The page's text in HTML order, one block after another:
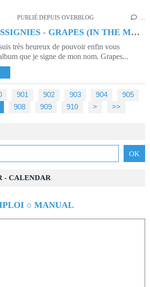
PUBLIÉ DEPUIS OVERBLOG …
AUGUSTIN D'ASSIGNIES - GRAPES (IN THE MAKING)
très heureux de pouvoir enfin vous
que je signe de mon nom. Grapes...
901 902 903 904
905
908 909 910 920
930
940
950
960
970
980
990
1000
> >>
- CALENDAR
○ MANUAL